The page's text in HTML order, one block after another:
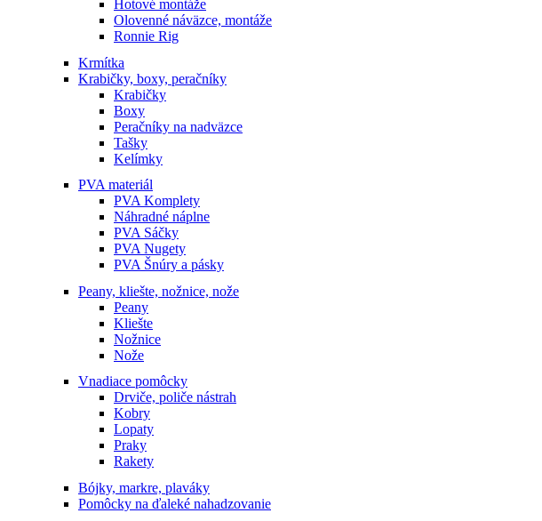
Hotové montáže
Olovenné náväzce, montáže
Ronnie Rig
Krmítka
Krabičky, boxy, peračníky
Krabičky
Boxy
Peračníky na nadväzce
Tašky
Kelímky
PVA materiál
PVA Komplety
Náhradné náplne
PVA Sáčky
PVA Nugety
PVA Šnúry a pásky
Peany, kliešte, nožnice, nože
Peany
Kliešte
Nožnice
Nože
Vnadiace pomôcky
Drviče, poliče nástrah
Kobry
Lopaty
Praky
Rakety
Bójky, markre, plaváky
Pomôcky na ďaleké nahadzovanie